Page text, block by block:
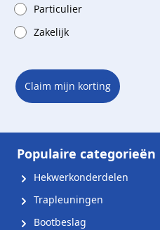
Particulier
Zakelijk
Claim mijn korting
Populaire categorieën
Hekwerkonderdelen
Trapleuningen
Bootbeslag